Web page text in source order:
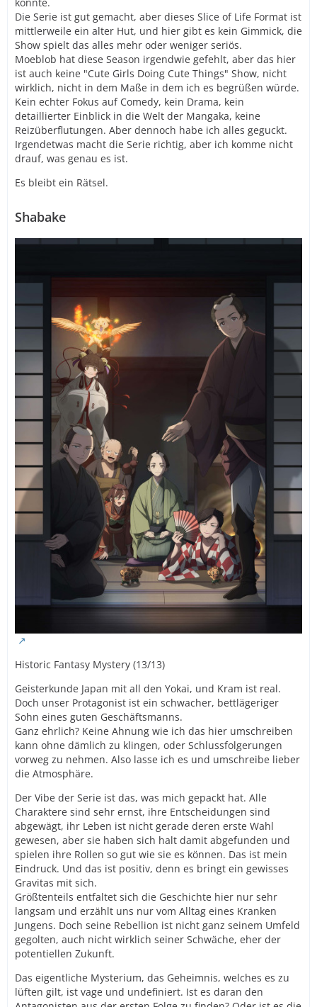
konnte.
Die Serie ist gut gemacht, aber dieses Slice of Life Format ist
mittlerweile ein alter Hut, und hier gibt es kein Gimmick, die
Show spielt das alles mehr oder weniger seriös.
Moeblob hat diese Season irgendwie gefehlt, aber das hier
ist auch keine "Cute Girls Doing Cute Things" Show, nicht
wirklich, nicht in dem Maße in dem ich es begrüßen würde.
Kein echter Fokus auf Comedy, kein Drama, kein
detaillierter Einblick in die Welt der Mangaka, keine
Reizüberflutungen. Aber dennoch habe ich alles geguckt.
Irgendetwas macht die Serie richtig, aber ich komme nicht
drauf, was genau es ist.
Es bleibt ein Rätsel.
Shabake
Historic Fantasy Mystery (13/13)
Geisterkunde Japan mit all den Yokai, und Kram ist real.
Doch unser Protagonist ist ein schwacher, bettlägeriger
Sohn eines guten Geschäftsmanns.
Ganz ehrlich? Keine Ahnung wie ich das hier umschreiben
kann ohne dämlich zu klingen, oder Schlussfolgerungen
vorweg zu nehmen. Also lasse ich es und umschreibe lieber
die Atmosphäre.
Der Vibe der Serie ist das, was mich gepackt hat. Alle
Charaktere sind sehr ernst, ihre Entscheidungen sind
abgewägt, ihr Leben ist nicht gerade deren erste Wahl
gewesen, aber sie haben sich halt damit abgefunden und
spielen ihre Rollen so gut wie sie es können. Das ist mein
Eindruck. Und das ist positiv, denn es bringt ein gewisses
Gravitas mit sich.
Größtenteils entfaltet sich die Geschichte hier nur sehr
langsam und erzählt uns nur vom Alltag eines Kranken
Jungens. Doch seine Rebellion ist nicht ganz seinem Umfeld
gegolten, auch nicht wirklich seiner Schwäche, eher der
potentiellen Zukunft.
Das eigentliche Mysterium, das Geheimnis, welches es zu
lüften gilt, ist vage und undefiniert. Ist es daran den